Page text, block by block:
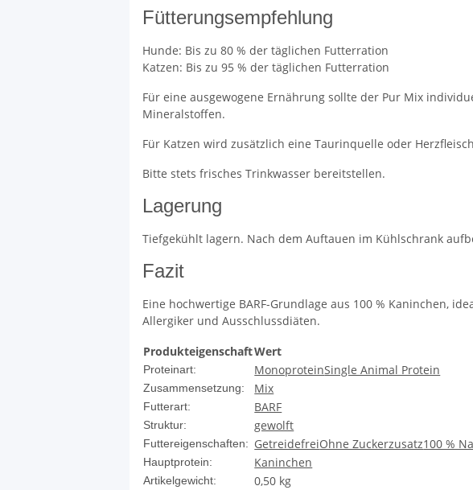
Fütterungsempfehlung
Hunde: Bis zu 80 % der täglichen Futterration
Katzen: Bis zu 95 % der täglichen Futterration
Für eine ausgewogene Ernährung sollte der Pur Mix
Mineralstoffen.
Für Katzen wird zusätzlich eine Taurinquelle oder
Bitte stets frisches Trinkwasser bereitstellen.
Lagerung
Tiefgekühlt lagern. Nach dem Auftauen im Kühlschrank
Fazit
Eine hochwertige BARF-Grundlage aus 100 % Kaninchen,
Allergiker und Ausschlussdiäten.
ProdukteigenschaftWert
Proteinart: MonoproteinSingle Animal Protein
Zusammensetzung: Mix
Futterart: BARF
Struktur: gewolft
Futtereigenschaften: GetreidefreiOhne Zuckerzusatz100 %
Hauptprotein: Kaninchen
Artikelgewicht: 0,50 kg